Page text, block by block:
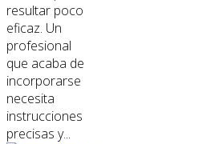
resultar poco
eficaz. Un
profesional
que acaba de
incorporarse
necesita
instrucciones
precisas y...